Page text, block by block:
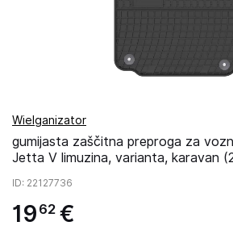
Wielganizator
gumijasta zaščitna preproga za
Jetta V limuzina, varianta, karavan
ID: 22127736
19 62 €